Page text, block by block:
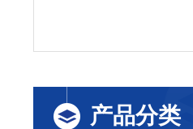
产品分类